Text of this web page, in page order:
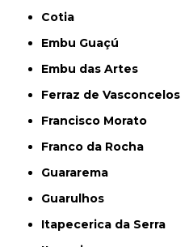
Cotia
Embu Guaçú
Embu das Artes
Ferraz de Vasconcelos
Francisco Morato
Franco da Rocha
Guararema
Guarulhos
Itapecerica da Serra